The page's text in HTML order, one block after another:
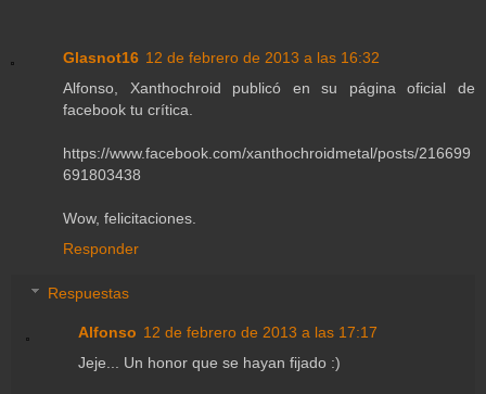
Glasnot16 12 de febrero de 2013 a las 16:32
Alfonso, Xanthochroid publicó en su página oficial de
facebook tu crítica.
https://www.facebook.com/xanthochroidmetal/posts/216699
691803438
Wow, felicitaciones.
Responder
Respuestas
Alfonso 12 de febrero de 2013 a las 17:17
Jeje... Un honor que se hayan fijado :)